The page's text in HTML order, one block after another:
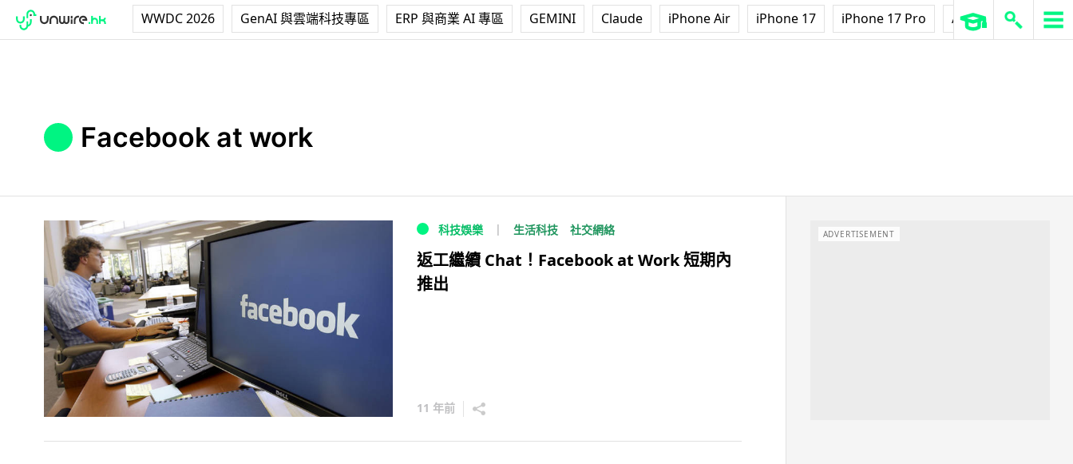
WWDC 2026 GenAI 與雲端科技專區 ERP 與商業 AI 專區 GEMINI Claude iPhone Air iPhone 17 iPhone 17 Pro AirPods Pro 3
Facebook at work
科技娛樂 生活科技 社交網絡
返工繼續 Chat！Facebook at Work 短期內
推出
11 年前
ADVERTISEMENT